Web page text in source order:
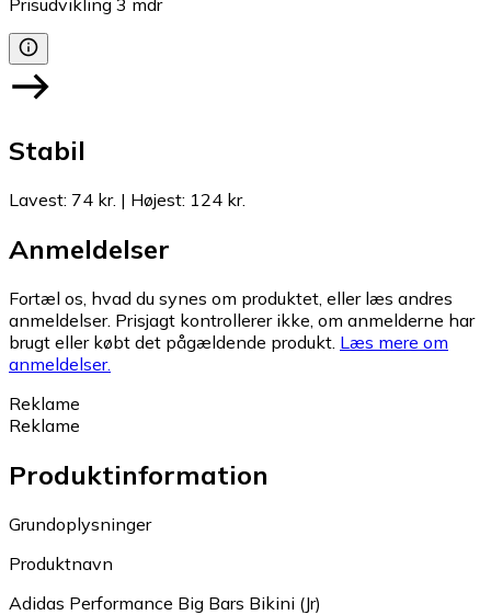
Stabil
Lavest: 74 kr. | Højest: 124 kr.
Anmeldelser
Fortæl os, hvad du synes om produktet, eller læs andres
anmeldelser. Prisjagt kontrollerer ikke, om anmelderne har
brugt eller købt det pågældende produkt. Læs mere om
anmeldelser.
Reklame
Reklame
Produktinformation
Grundoplysninger
Produktnavn
Adidas Performance Big Bars Bikini (Jr)